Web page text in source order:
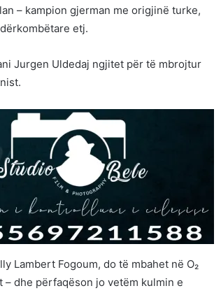
– kampion gjerman me origjinë turke,
etj.
Jurgen Uldedaj ngjitet për të mbrojtur
Lambert Fogoum, do të mbahet në O₂
dhe përfaqëson jo vetëm kulmin e